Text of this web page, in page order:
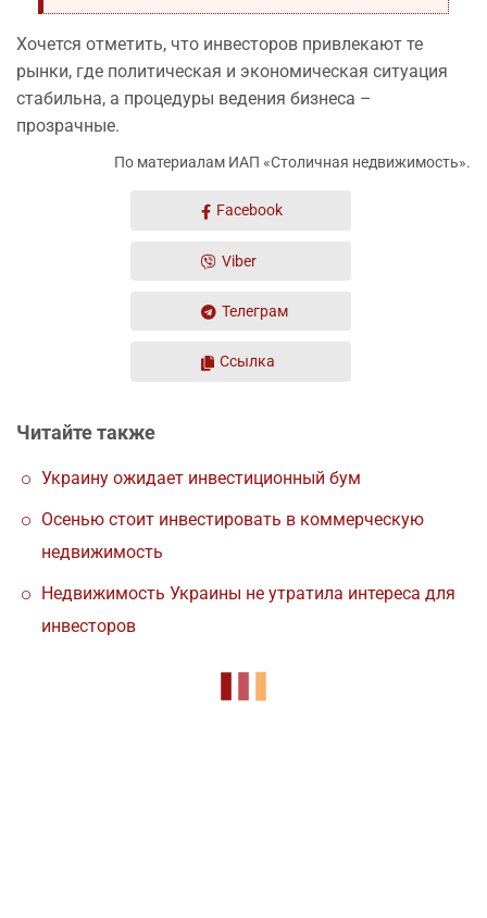
Хочется отметить, что инвесторов привлекают те
рынки, где политическая и экономическая ситуация
стабильна, а процедуры ведения бизнеса –
прозрачные.
По материалам ИАП «Столичная недвижимость».
Facebook
Viber
Телеграм
Ссылка
Читайте также
Украину ожидает инвестиционный бум
Осенью стоит инвестировать в коммерческую
недвижимость
Недвижимость Украины не утратила интереса для
инвесторов